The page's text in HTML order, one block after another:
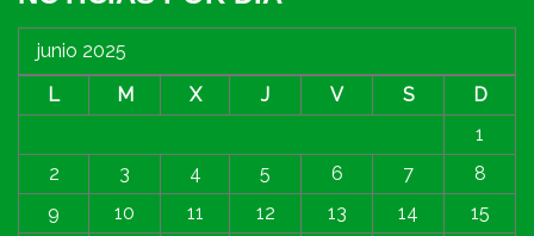
junio 2025
L
M X J V S
D
1
2
3 4 5 6 7
8
9
10 11 12 13 14
15